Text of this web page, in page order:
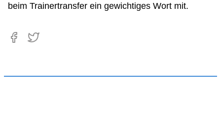
beim Trainertransfer ein gewichtiges Wort mit.